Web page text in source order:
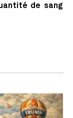
de sang